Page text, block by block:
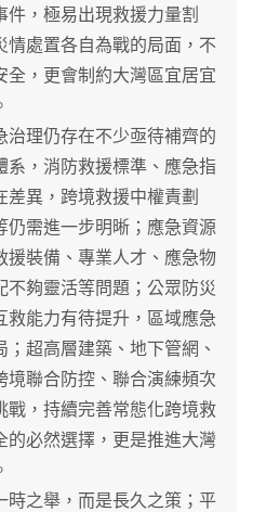
，極易出現救援力量割
處置各自為戰的局面，不
，更會制約大灣區宜居宜
理仍存在不少亟待補齊的
系，消防救援標準、應急指
異，跨境救援中權責劃
仍需進一步明晰；應急資源
援裝備、專業人才、應急物
夠靈活等問題；公眾防災
救能力有待提升，區域應急
超高層建築、地下管網、
聯合防控、聯合演練頻次
戰，持續完善常態化跨境救
必然選擇，更是推進大灣
之舉，而是長久之策；平